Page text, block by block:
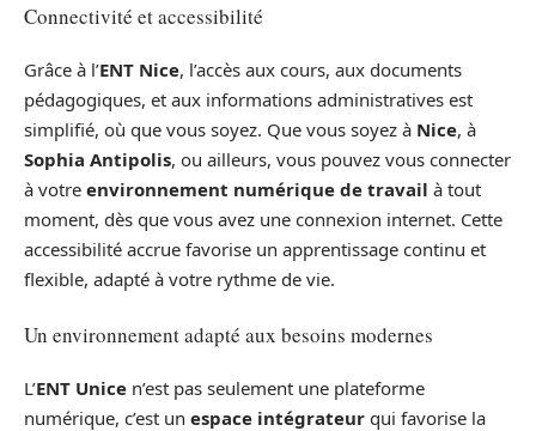
Connectivité et accessibilité
Grâce à l’ENT Nice, l’accès aux cours, aux documents
pédagogiques, et aux informations administratives est
simplifié, où que vous soyez. Que vous soyez à Nice, à
Sophia Antipolis, ou ailleurs, vous pouvez vous connecter
à votre environnement numérique de travail à tout
moment, dès que vous avez une connexion internet. Cette
accessibilité accrue favorise un apprentissage continu et
flexible, adapté à votre rythme de vie.
Un environnement adapté aux besoins modernes
L’ENT Unice n’est pas seulement une plateforme
numérique, c’est un espace intégrateur qui favorise la